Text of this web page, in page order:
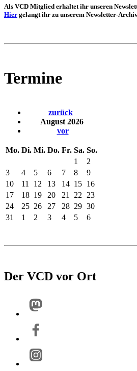
Als VCD Mitglied erhaltet ihr unseren
Hier gelangt ihr zu unserem Newsletter-
Termine
zurück
August 2026
vor
Mo. Di. Mi. Do. Fr. Sa. So.
1
2
3
4 5 6 7 8
9
10
11 12 13 14 15 16
17
18 19 20 21 22
23
24
25 26 27 28 29 30
31
1 2 3 4 5 6
Der VCD vor Ort